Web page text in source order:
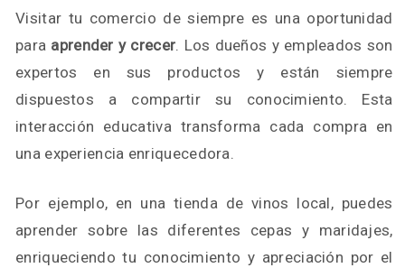
Visitar tu comercio de siempre es una oportunidad
para aprender y crecer. Los dueños y empleados son
expertos en sus productos y están siempre
dispuestos a compartir su conocimiento. Esta
interacción educativa transforma cada compra en
una experiencia enriquecedora.
Por ejemplo, en una tienda de vinos local, puedes
aprender sobre las diferentes cepas y maridajes,
enriqueciendo tu conocimiento y apreciación por el